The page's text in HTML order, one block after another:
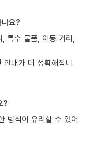
요?
특수 물품, 이동 거리,
내가 더 정확해집니
?
방식이 유리할 수 있어